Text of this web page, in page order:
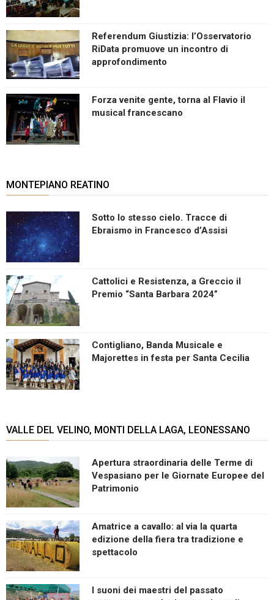
Referendum Giustizia: l’Osservatorio
RiData promuove un incontro di
approfondimento
Forza venite gente, torna al Flavio il
musical francescano
MONTEPIANO REATINO
Sotto lo stesso cielo. Tracce di
Ebraismo in Francesco d’Assisi
Cattolici e Resistenza, a Greccio il
Premio “Santa Barbara 2024”
Contigliano, Banda Musicale e
Majorettes in festa per Santa Cecilia
VALLE DEL VELINO, MONTI DELLA LAGA, LEONESSANO
Apertura straordinaria delle Terme di
Vespasiano per le Giornate Europee del
Patrimonio
Amatrice a cavallo: al via la quarta
edizione della fiera tra tradizione e
spettacolo
I suoni dei maestri del passato